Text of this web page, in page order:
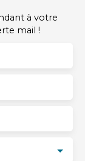
à votre
mail !